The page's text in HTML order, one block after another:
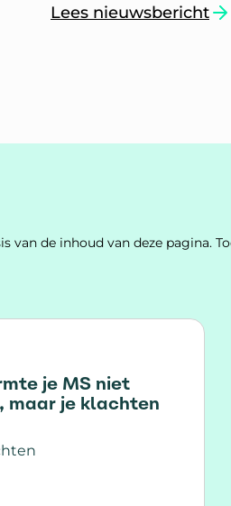
MS is veel beter
Lees nieuwsbericht
`Nieuwe dossiers op
de inhoud van deze pagina.
je MS niet
maar je klachten